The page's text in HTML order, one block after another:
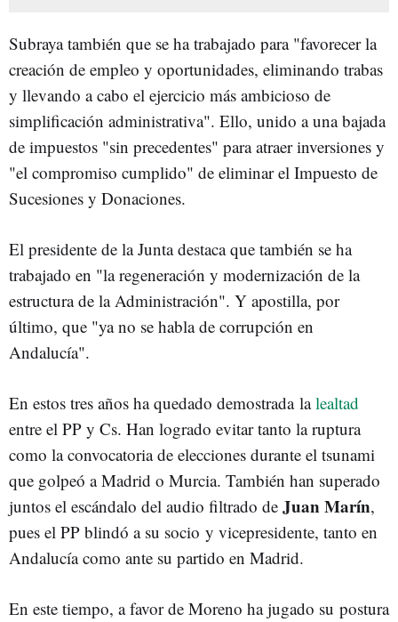
Subraya también que se ha trabajado para "favorecer la
creación de empleo y oportunidades, eliminando trabas
y llevando a cabo el ejercicio más ambicioso de
simplificación administrativa". Ello, unido a una bajada
de impuestos "sin precedentes" para atraer inversiones y
"el compromiso cumplido" de eliminar el Impuesto de
Sucesiones y Donaciones.
El presidente de la Junta destaca que también se ha
trabajado en "la regeneración y modernización de la
estructura de la Administración". Y apostilla, por
último, que "ya no se habla de corrupción en
Andalucía".
En estos tres años ha quedado demostrada lalealtad
entre el PP y Cs. Han logrado evitar tanto la ruptura
como la convocatoria de elecciones durante el tsunami
que golpeó a Madrid o Murcia. También han superado
juntos el escándalo del audio filtrado de Juan Marín,
pues el PP blindó a su socio y vicepresidente, tanto en
Andalucía como ante su partido en Madrid.
En este tiempo, a favor de Moreno ha jugado su postura